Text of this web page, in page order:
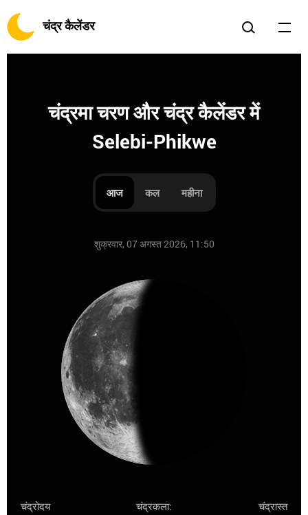
चंद्र कैलेंडर
चंद्रमा चरण और चंद्र कैलेंडर में
Selebi-Phikwe
आज कल महीना
शुक्रवार, 07 अगस्त 2026, 11:50
चंद्रोदय चंद्रकला: चंद्रास्त